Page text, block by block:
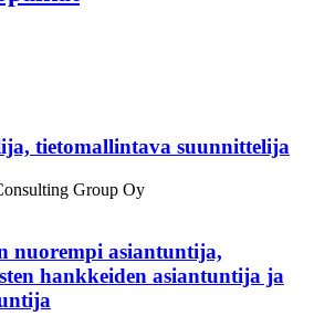
tietomallintava suunnittelija
Group Oy
nuorempi asiantuntija,
hankkeiden asiantuntija ja